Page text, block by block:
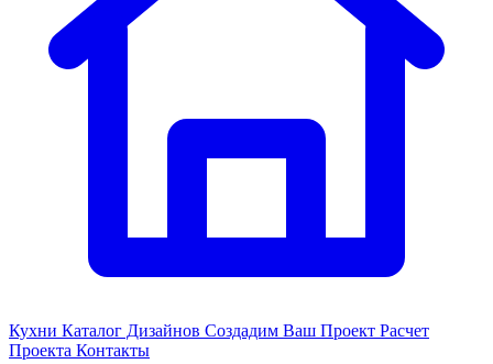
Кухни Каталог Дизайнов Создадим Ваш Проект Расчет
Проекта Контакты